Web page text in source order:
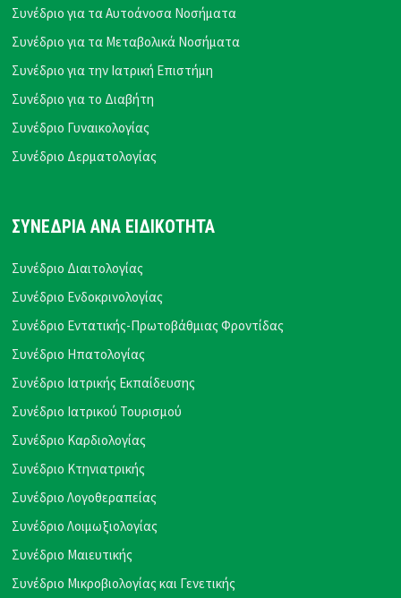
Συνέδριο για τα Αυτοάνοσα Νοσήματα
Συνέδριο για τα Μεταβολικά Νοσήματα
Συνέδριο για την Ιατρική Επιστήμη
Συνέδριο για το Διαβήτη
Συνέδριο Γυναικολογίας
Συνέδριο Δερματολογίας
ΣΥΝΕΔΡΙΑ ΑΝΑ ΕΙΔΙΚΟΤΗΤΑ
Συνέδριο Διαιτολογίας
Συνέδριο Ενδοκρινολογίας
Συνέδριο Εντατικής-Πρωτοβάθμιας Φροντίδας
Συνέδριο Ηπατολογίας
Συνέδριο Ιατρικής Εκπαίδευσης
Συνέδριο Ιατρικού Τουρισμού
Συνέδριο Καρδιολογίας
Συνέδριο Κτηνιατρικής
Συνέδριο Λογοθεραπείας
Συνέδριο Λοιμωξιολογίας
Συνέδριο Μαιευτικής
Συνέδριο Μικροβιολογίας και Γενετικής